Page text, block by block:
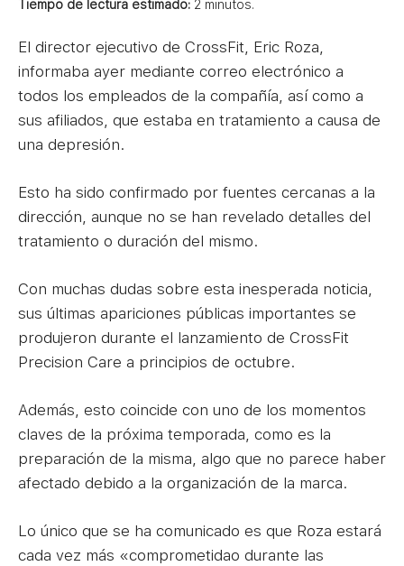
Tiempo de lectura estimado: 2 minutos.
El director ejecutivo de CrossFit, Eric Roza,
informaba ayer mediante correo electrónico a
todos los empleados de la compañía, así como a
sus afiliados, que estaba en tratamiento a causa de
una depresión.
Esto ha sido confirmado por fuentes cercanas a la
dirección, aunque no se han revelado detalles del
tratamiento o duración del mismo.
Con muchas dudas sobre esta inesperada noticia,
sus últimas apariciones públicas importantes se
produjeron durante el lanzamiento de CrossFit
Precision Care a principios de octubre.
Además, esto coincide con uno de los momentos
claves de la próxima temporada, como es la
preparación de la misma, algo que no parece haber
afectado debido a la organización de la marca.
Lo único que se ha comunicado es que Roza estará
cada vez más «comprometidao durante las